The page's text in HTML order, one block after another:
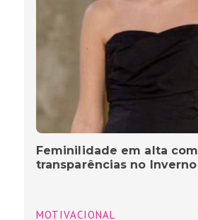
Feminilidade em alta com
transparências no Inverno
MOTIVACIONAL